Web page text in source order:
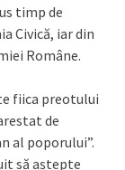
timp de
Civică, iar din
Române.
fiica preotului
de
al poporului”.
să aștepte